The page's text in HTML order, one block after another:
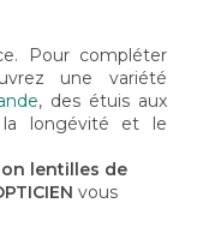
Pour compléter
une variété
, des étuis aux
la longévité et le
lentilles de
vous